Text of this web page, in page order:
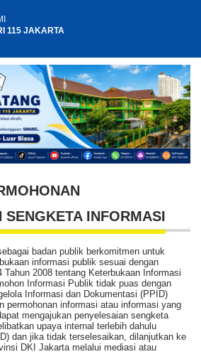
115 JAKARTA
SENGKETA INFORMASI
badan publik berkomitmen untuk
informasi publik sesuai dengan
Tahun 2008 tentang Keterbukaan Informasi
Informasi Publik tidak puas dengan
Informasi dan Dokumentasi (PPID)
permohonan informasi atau informasi yang
mengajukan penyelesaian sengketa
upaya internal terlebih dahulu
dan jika tidak terselesaikan, dilanjutkan ke
DKI Jakarta melalui mediasi atau